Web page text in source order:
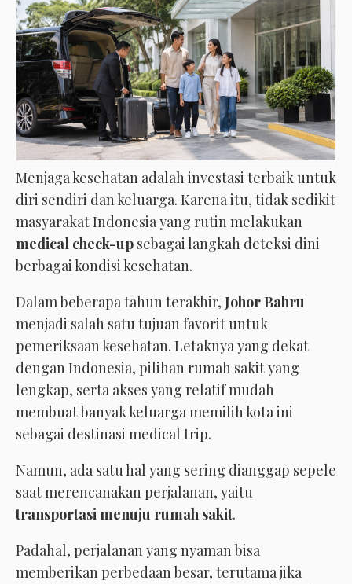
Menjaga kesehatan adalah investasi terbaik untuk
diri sendiri dan keluarga. Karena itu, tidak sedikit
masyarakat Indonesia yang rutin melakukan
medical check-up sebagai langkah deteksi dini
berbagai kondisi kesehatan.
Dalam beberapa tahun terakhir, Johor Bahru
menjadi salah satu tujuan favorit untuk
pemeriksaan kesehatan. Letaknya yang dekat
dengan Indonesia, pilihan rumah sakit yang
lengkap, serta akses yang relatif mudah
membuat banyak keluarga memilih kota ini
sebagai destinasi medical trip.
Namun, ada satu hal yang sering dianggap sepele
saat merencanakan perjalanan, yaitu
transportasi menuju rumah sakit.
Padahal, perjalanan yang nyaman bisa
memberikan perbedaan besar, terutama jika